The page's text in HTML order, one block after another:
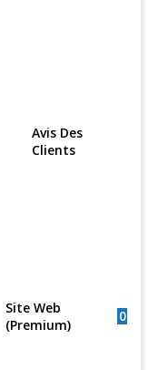
Avis Des
Clients
Site Web
(Premium)
0